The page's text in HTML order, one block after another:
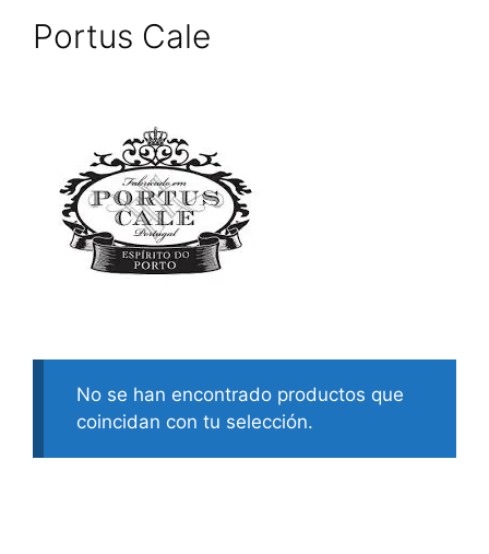
Portus Cale
No se han encontrado productos que
coincidan con tu selección.